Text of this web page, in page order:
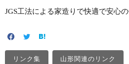
JGS工法による家造りで快適で安心
リンク集 山形関連のリンク